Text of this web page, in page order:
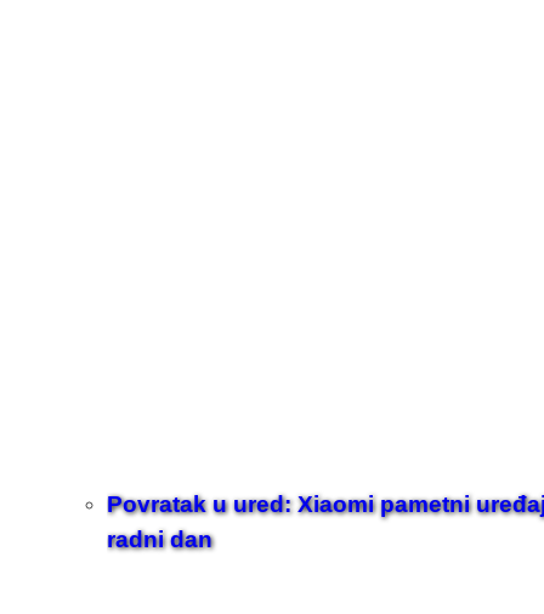
Povratak u ured: Xiaomi pametni
radni dan